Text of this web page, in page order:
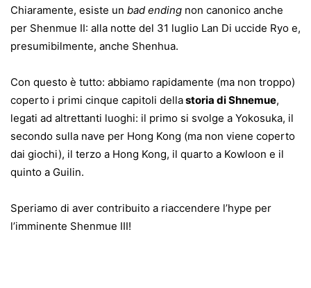
Chiaramente, esiste un bad ending non canonico anche
per Shenmue II: alla notte del 31 luglio Lan Di uccide Ryo e,
presumibilmente, anche Shenhua.
Con questo è tutto: abbiamo rapidamente (ma non troppo)
coperto i primi cinque capitoli dellastoria di Shnemue,
legati ad altrettanti luoghi: il primo si svolge a Yokosuka, il
secondo sulla nave per Hong Kong (ma non viene coperto
dai giochi), il terzo a Hong Kong, il quarto a Kowloon e il
quinto a Guilin.
Speriamo di aver contribuito a riaccendere l’hype per
l’imminente Shenmue III!